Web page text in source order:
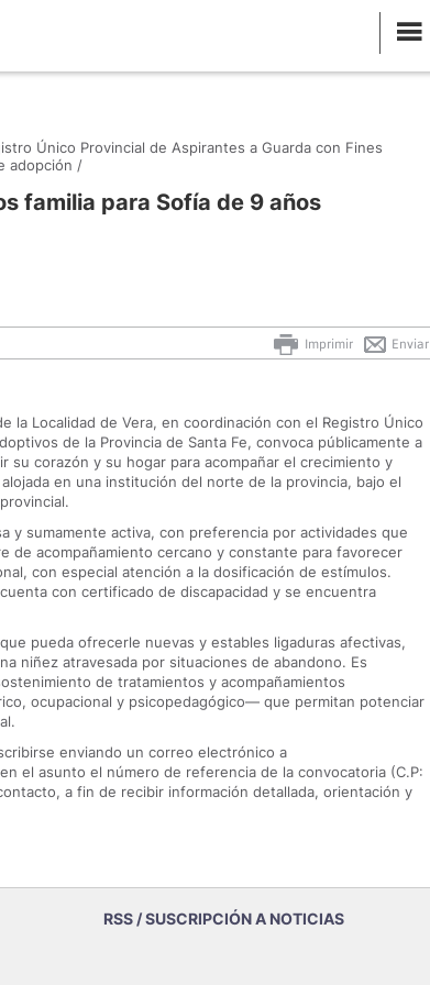
Único Provincial de Aspirantes a Guarda con Fines
adopción /
familia para Sofía de 9 años
Enviar
Imprimir
la Localidad de Vera, en coordinación con el Registro Único
de la Provincia de Santa Fe, convoca públicamente a
su corazón y su hogar para acompañar el crecimiento y
en una institución del norte de la provincia, bajo el
y sumamente activa, con preferencia por actividades que
de acompañamiento cercano y constante para favorecer
con especial atención a la dosificación de estímulos.
con certificado de discapacidad y se encuentra
pueda ofrecerle nuevas y estables ligaduras afectivas,
niñez atravesada por situaciones de abandono. Es
de tratamientos y acompañamientos
ocupacional y psicopedagógico— que permitan potenciar
enviando un correo electrónico a
el asunto el número de referencia de la convocatoria (C.P:
a fin de recibir información detallada, orientación y
RSS / SUSCRIPCIÓN A NOTICIAS